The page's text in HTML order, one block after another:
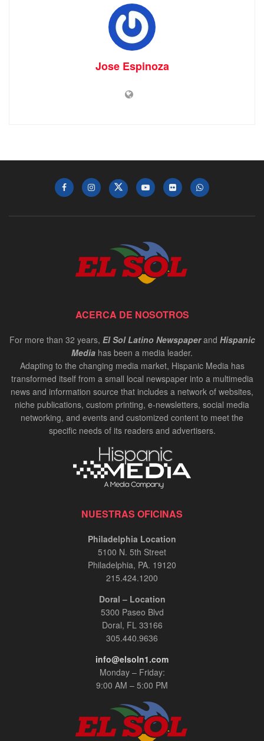
Jose Espinoza
ACERCA DE NOSOTROS
For more than 32 years, El Sol Latino Newspaperand Hispanic
Media has been a media leader.
Adapting to the changing media market, Hispanic Media has
transformed itself from a small local newspaper into a multimedia
news and information source that includes a network of websites,
niche publications, custom printing, e-newsletters, social media
networking, and events and customized content to meet the
specific needs of its readers and advertisers.
NUESTRAS OFICINAS
Philadelphia Location
5100 N. 5th Street
Philadelphia, PA. 19120
215.424.1200
Doral – Location
5300 Paseo Blvd
Doral, FL 33166
305.440.9636
info@elsoln1.com
Monday – Friday:
9:00 AM – 5:00 PM